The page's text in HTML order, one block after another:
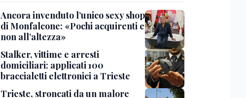
Ancora invenduto l’unico sexy shop
di Monfalcone: «Pochi acquirenti e
non all’altezza»
Stalker, vittime e arresti
domiciliari: applicati 100
braccialetti elettronici a Trieste
Trieste, stroncati da un malore